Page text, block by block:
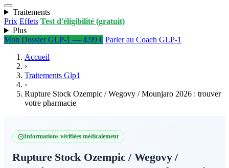
Traitements
Prix Effets Test d'éligibilité (gratuit)
Plus
Mon Dossier GLP-1 — 4,99 € Parler au Coach GLP-1
Accueil
›
Traitements Glp1
›
Rupture Stock Ozempic / Wegovy / Mounjaro 2026 : trouver
votre pharmacie
Informations vérifiées médicalement
Rupture Stock Ozempic / Wegovy /